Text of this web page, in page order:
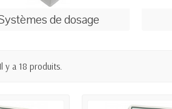
de dosage
y a 18 produits.